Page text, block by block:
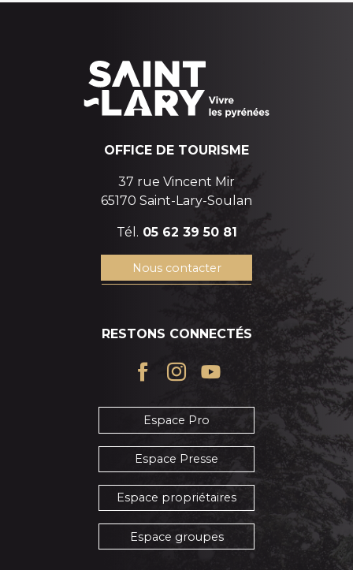
OFFICE DE TOURISME
37 rue Vincent Mir
65170 Saint-Lary-Soulan
Tél. 05 62 39 50 81
Nous contacter
RESTONS CONNECTÉS
Espace Pro
Espace Presse
Espace propriétaires
Espace groupes